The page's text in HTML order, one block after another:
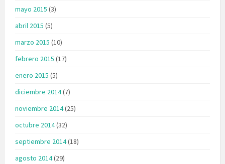
mayo 2015 (3)
abril 2015 (5)
marzo 2015 (10)
febrero 2015 (17)
enero 2015 (5)
diciembre 2014(7)
noviembre 2014(25)
octubre 2014(32)
septiembre 2014(18)
agosto 2014(29)